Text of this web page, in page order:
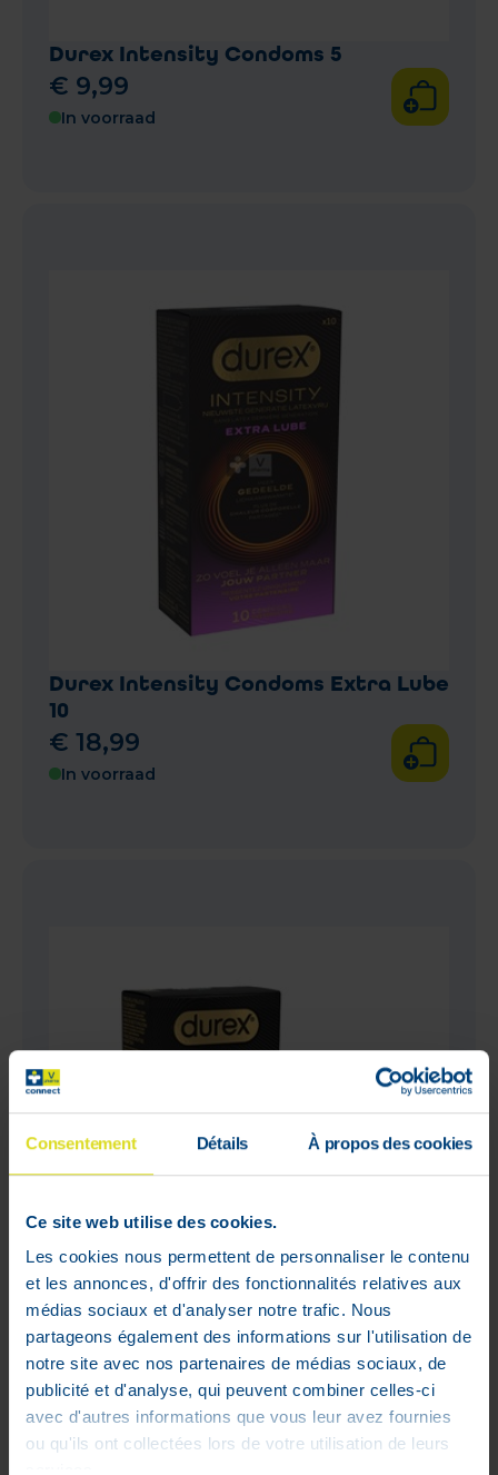
Consentement Détails À propos des cookies
Ce site web utilise des cookies.
Les cookies nous permettent de personnaliser le contenu
et les annonces, d'offrir des fonctionnalités relatives aux
médias sociaux et d'analyser notre trafic. Nous
partageons également des informations sur l'utilisation de
notre site avec nos partenaires de médias sociaux, de
publicité et d'analyse, qui peuvent combiner celles-ci
avec d'autres informations que vous leur avez fournies
ou qu'ils ont collectées lors de votre utilisation de leurs
Durex Intensity Condoms 5
€ 9,99
In voorraad
Durex Intensity Condoms Extra Lube
10
€ 18,99
In voorraad
Durex Intensity Xl Condoms 10
€18,99